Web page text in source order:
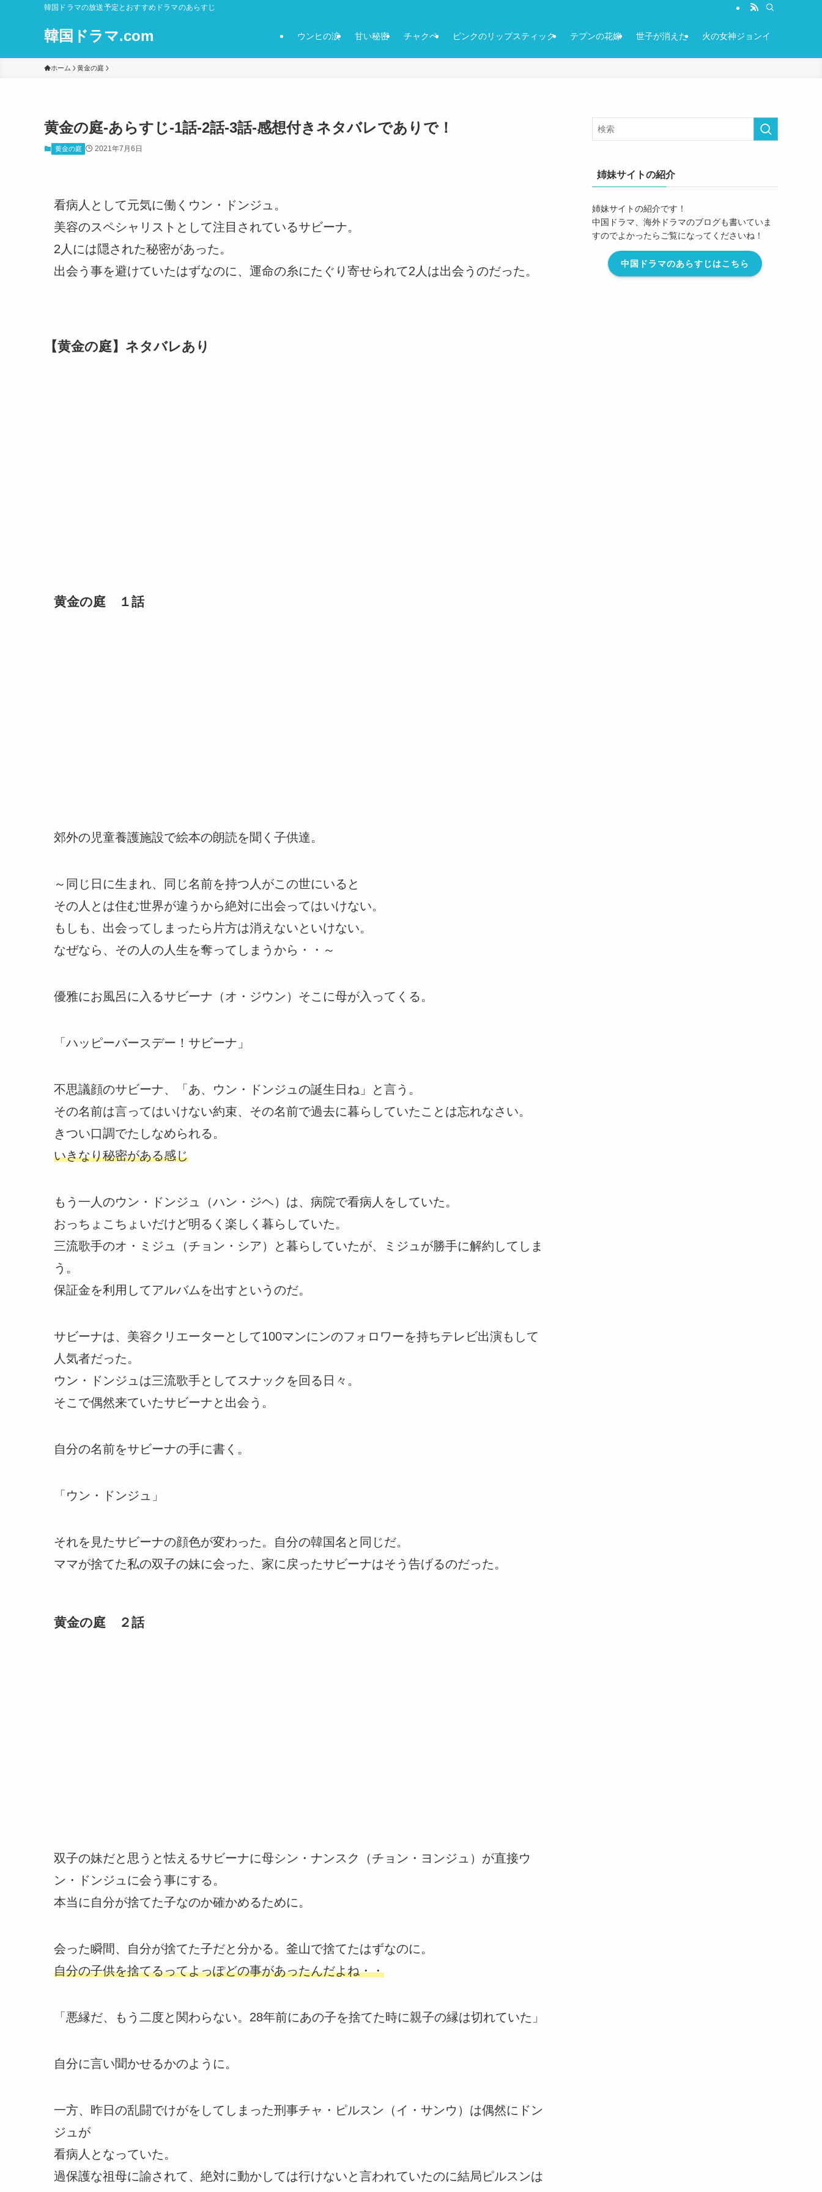
韓国ドラマの放送予定とおすすめドラマのあらすじ
韓国ドラマ.com ウンヒの涙 甘い秘密 チャクペ ピンクのリップスティック テプンの花嫁 世子が消えた 火の女神ジョンイ
ホーム 黄金の庭
黄金の庭-あらすじ-1話-2話-3話-感想付きネタバレでありで！
黄金の庭 2021年7月6日
看病人として元気に働くウン・ドンジュ。
美容のスペシャリストとして注目されているサビーナ。
2人には隠された秘密があった。
出会う事を避けていたはずなのに、運命の糸にたぐり寄せられて2人は出会うのだった。
【黄金の庭】ネタバレあり
黄金の庭 １話
郊外の児童養護施設で絵本の朗読を聞く子供達。
～同じ日に生まれ、同じ名前を持つ人がこの世にいると
その人とは住む世界が違うから絶対に出会ってはいけない。
もしも、出会ってしまったら片方は消えないといけない。
なぜなら、その人の人生を奪ってしまうから・・～
優雅にお風呂に入るサビーナ（オ・ジウン）そこに母が入ってくる。
「ハッピーバースデー！サビーナ」
不思議顔のサビーナ、「あ、ウン・ドンジュの誕生日ね」と言う。
その名前は言ってはいけない約束、その名前で過去に暮らしていたことは忘れなさい。
きつい口調でたしなめられる。
いきなり秘密がある感じ
もう一人のウン・ドンジュ（ハン・ジヘ）は、病院で看病人をしていた。
おっちょこちょいだけど明るく楽しく暮らしていた。
三流歌手のオ・ミジュ（チョン・シア）と暮らしていたが、ミジュが勝手に解約してしま
う。
保証金を利用してアルバムを出すというのだ。
サビーナは、美容クリエーターとして100マンにンのフォロワーを持ちテレビ出演もして
人気者だった。
ウン・ドンジュは三流歌手としてスナックを回る日々。
そこで偶然来ていたサビーナと出会う。
自分の名前をサビーナの手に書く。
「ウン・ドンジュ」
それを見たサビーナの顔色が変わった。自分の韓国名と同じだ。
ママが捨てた私の双子の妹に会った、家に戻ったサビーナはそう告げるのだった。
黄金の庭 ２話
双子の妹だと思うと怯えるサビーナに母シン・ナンスク（チョン・ヨンジュ）が直接ウ
ン・ドンジュに会う事にする。
本当に自分が捨てた子なのか確かめるために。
会った瞬間、自分が捨てた子だと分かる。釜山で捨てたはずなのに。
自分の子供を捨てるってよっぽどの事があったんだよね・・
「悪縁だ、もう二度と関わらない。28年前にあの子を捨てた時に親子の縁は切れていた」
自分に言い聞かせるかのように。
一方、昨日の乱闘でけがをしてしまった刑事チャ・ピルスン（イ・サンウ）は偶然にドン
ジュが
看病人となっていた。
過保護な祖母に諭されて、絶対に動かしては行けないと言われていたのに結局ピルスンは
姉妹サイトの紹介
姉妹サイトの紹介です！
中国ドラマ、海外ドラマのブログも書いていま
すのでよかったらご覧になってくださいね！
中国ドラマのあらすじはこちら